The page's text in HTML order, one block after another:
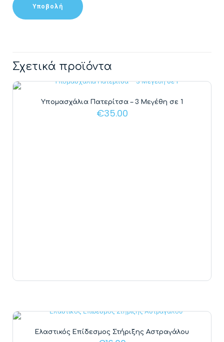
Σχετικά προϊόντα
Υπομασχάλια Πατερίτσα – 3 Μεγέθη σε 1
€35.00
Ελαστικός Επίδεσμος Στήριξης Αστραγάλου